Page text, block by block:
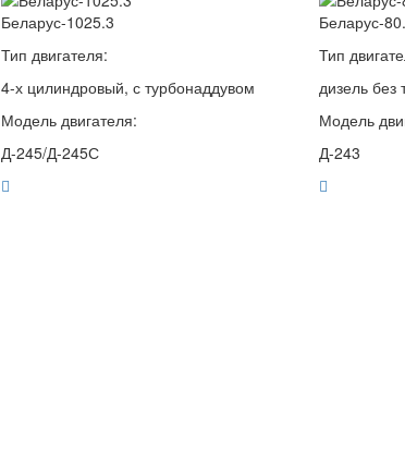
Беларус-1025.3
Тип двигателя:
4-х цилиндровый, с турбонаддувом
Модель двигателя:
Д-245/Д-245С
Беларус-
Тип
дизель без
Модель
Д-243